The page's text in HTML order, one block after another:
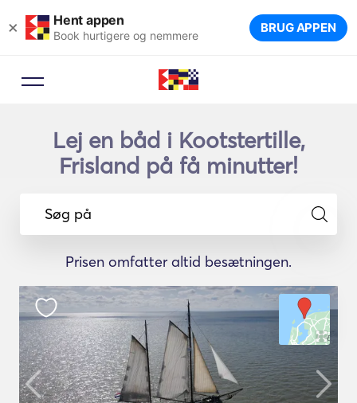
× Hent appen
Book hurtigere og nemmere BRUG APPEN
Lej en båd i Kootstertille,
Frisland på få minutter!
Søg på
Prisen omfatter altid besætningen.